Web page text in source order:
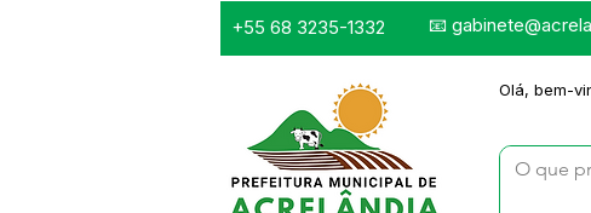
+55 68 3235-1332 📧
Olá, bem-